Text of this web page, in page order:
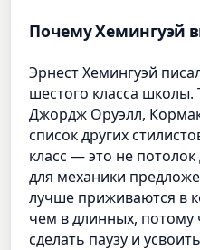
Почему Хемингуэй
Эрнест Хемингуэй
шестого класса школы.
Джордж Оруэлл,
список других
класс — это не
для механики
лучше приживаются в
чем в длинных, потому
сделать паузу и